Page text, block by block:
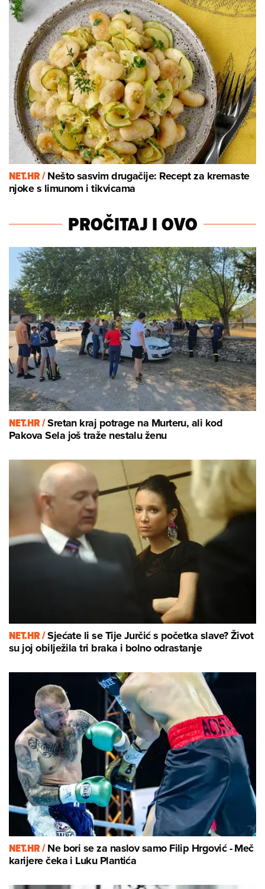
NET.HR /Nešto sasvim drugačije: Recept za kremaste
njoke s limunom i tikvicama
PROČITAJ I OVO
NET.HR /Sretan kraj potrage na Murteru, ali kod
Pakova Sela još traže nestalu ženu
NET.HR /Sjećate li se Tije Jurčić s početka slave? Život
su joj obilježila tri braka i bolno odrastanje
NET.HR /Ne bori se za naslov samo Filip Hrgović - Meč
karijere čeka i Luku Plantića